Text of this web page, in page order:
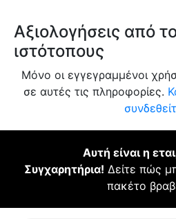
Αξιολογήσεις από
ιστότοπους
Μόνο οι εγγεγραμμένοι
σε αυτές τις πληροφορίες.
Αυτή είναι η
Συγχαρητήρια! Δείτε πώς
πακέτο